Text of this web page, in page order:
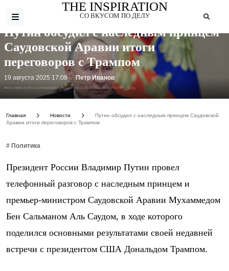
THE INSPIRATION
СО ВКУСОМ ПО ДЕЛУ
Фото: https://cdn.iz.ru/sites/default/files/news-2025-01/RIA_8836840.HR__1.jpg
Путин обсудил с наследным принцем
Саудовской Аравии итоги
переговоров с Трампом
19 августа 2025 17:08 Петр Иванов
Главная Новости
Путин обсудил с наследным принцем Саудовской
Аравии итоги переговоров с Трампом
# Политика
Президент России Владимир Путин провел
телефонный разговор с наследным принцем и
премьер-министром Саудовской Аравии Мухаммедом
Бен Сальманом Аль Саудом, в ходе которого
поделился основными результатами своей недавней
встречи с президентом США Дональдом Трампом.